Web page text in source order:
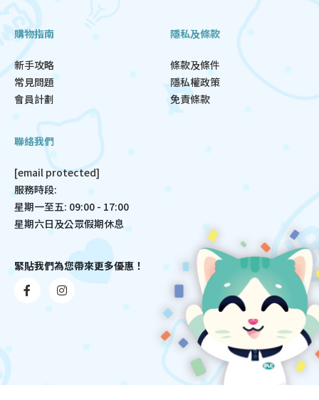
購物指南
新手攻略
常見問題
會員計劃
隱私及條款
條款及條件
隱私權政策
免責條款
聯絡我們
[email protected]
服務時段:
星期一至五: 09:00 - 17:00
星期六日及公眾假期休息
緊貼我們為您帶來更多優惠！